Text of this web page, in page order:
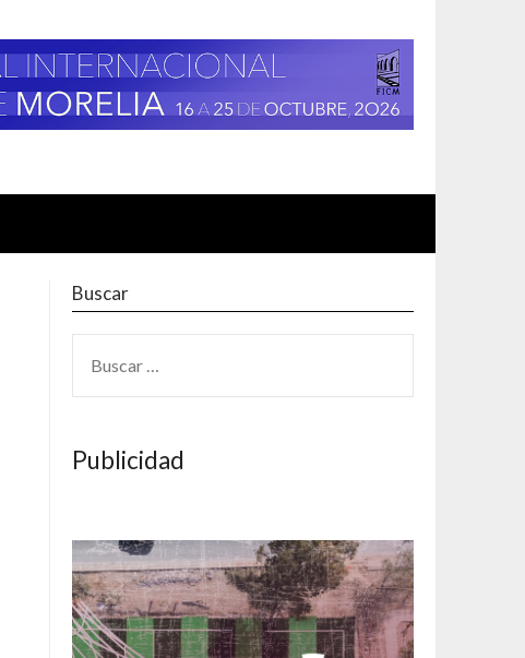
Buscar
Publicidad